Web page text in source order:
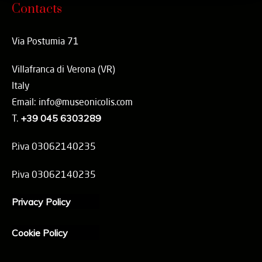
Contacts
Via Postumia 71
Villafranca di Verona (VR)
Italy
Email: info@museonicolis.com
T. +39 045 6303289
P.iva 03062140235
P.iva 03062140235
Privacy Policy
Cookie Policy